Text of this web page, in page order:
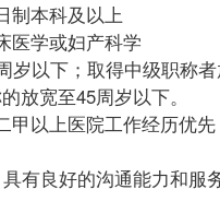
制本科及以上
医学或妇产科学
岁以下；取得中级职称
放宽至45周岁以下。
甲以上医院工作经历优
有良好的沟通能力和服